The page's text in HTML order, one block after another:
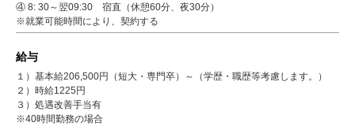
④ 8: 30～翌09:30 宿直（休憩60分、夜30分）
※就業可能時間により、契約する
給与
１）基本給206,500円（短大・専門卒）～（学歴・職歴等考慮します。）
２）時給1225円
３）処遇改善手当有
※40時間勤務の場合